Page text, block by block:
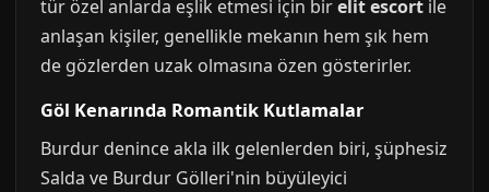
tür özel anlarda eşlik etmesi için birelit escort ile
anlaşan kişiler, genellikle mekanın hem şık hem
de gözlerden uzak olmasına özen gösterirler.
Göl Kenarında Romantik Kutlamalar
Burdur denince akla ilk gelenlerden biri, şüphesiz
Salda ve Burdur Gölleri'nin büyüleyici